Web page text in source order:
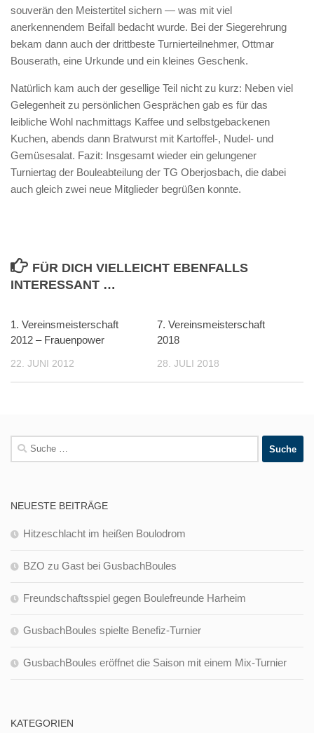
souverän den Meistertitel sichern — was mit viel
anerkennendem Beifall bedacht wurde. Bei der Siegerehrung
bekam dann auch der drittbeste Turnierteilnehmer, Ottmar
Bouserath, eine Urkunde und ein kleines Geschenk.
Natürlich kam auch der gesellige Teil nicht zu kurz: Neben viel
Gelegenheit zu persönlichen Gesprächen gab es für das
leibliche Wohl nachmittags Kaffee und selbstgebackenen
Kuchen, abends dann Bratwurst mit Kartoffel-, Nudel- und
Gemüsesalat. Fazit: Insgesamt wieder ein gelungener
Turniertag der Bouleabteilung der TG Oberjosbach, die dabei
auch gleich zwei neue Mitglieder begrüßen konnte.
FÜR DICH VIELLEICHT EBENFALLS
INTERESSANT …
1. Vereinsmeisterschaft
2012 – Frauenpower
22. JUNI 2012
7. Vereinsmeisterschaft
2018
28. JULI 2018
Suche
nach:
NEUESTE BEITRÄGE
Hitzeschlacht im heißen Boulodrom
BZO zu Gast bei GusbachBoules
Freundschaftsspiel gegen Boulefreunde Harheim
GusbachBoules spielte Benefiz-Turnier
GusbachBoules eröffnet die Saison mit einem Mix-Turnier
KATEGORIEN